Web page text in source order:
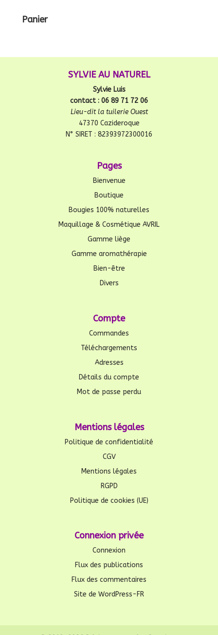
Panier
SYLVIE AU NATUREL
Sylvie Luis
contact : 06 89 71 72 06
Lieu-dit la tuilerie Ouest
47370 Cazideroque
N° SIRET : 82393972300016
Pages
Bienvenue
Boutique
Bougies 100% naturelles
Maquillage & Cosmétique AVRIL
Gamme liège
Gamme aromathérapie
Bien-être
Divers
Compte
Commandes
Téléchargements
Adresses
Détails du compte
Mot de passe perdu
Mentions légales
Politique de confidentialité
CGV
Mentions légales
RGPD
Politique de cookies (UE)
Connexion privée
Connexion
Flux des publications
Flux des commentaires
Site de WordPress-FR